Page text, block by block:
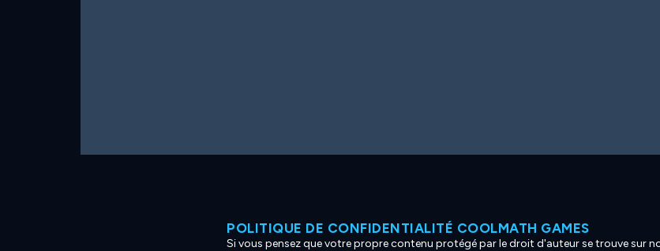
POLITIQUE DE CONFIDENTIALITÉ COOLMATH GAMES
Si vous pensez que votre propre contenu protégé par le droit d'auteur se trouve sur